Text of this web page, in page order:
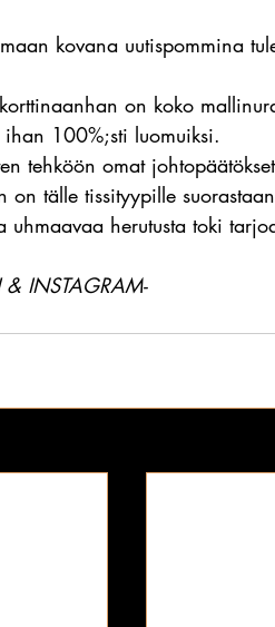
kovana uutispommina
on koko
100%;sti luomuiksi.
tehköön omat
on tälle tissityypille
uhmaavaa herutusta toki
& INSTAGRAM-